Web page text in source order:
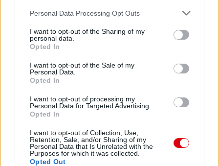
Please note that this website/app uses one or more Google
not limited to your visit or usage behaviour. You may click to
grant or deny consent to Google and its third-party tags to
use your data for below specified purposes in below Google
consent section.
Personal Data Processing Opt Outs
I want to opt-out of the Sharing of my
personal data.
Opted In
I want to opt-out of the Sale of my
Personal Data.
Opted In
I want to opt-out of processing my
Personal Data for Targeted Advertising.
Opted In
I want to opt-out of Collection, Use,
Retention, Sale, and/or Sharing of my
Personal Data that Is Unrelated with the
Purposes for which it was collected.
Opted Out